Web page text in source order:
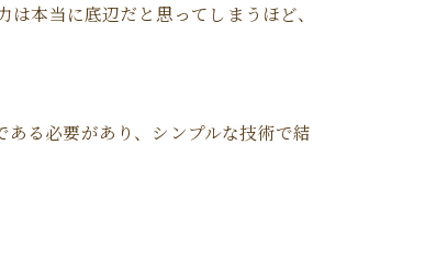
本当に底辺だと思ってしまうほど、
る必要があり、シンプルな技術で結